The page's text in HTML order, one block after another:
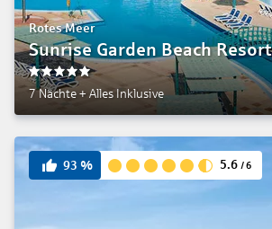
Rotes Meer
Sunrise Garden Beach Resort
5
7 Nächte + Alles Inklusive
93 % 5.6 /6